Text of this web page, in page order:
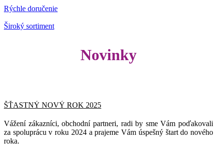
Rýchle doručenie
Široký sortiment
Novinky
ŠŤASTNÝ NOVÝ ROK 2025
Vážení zákazníci, obchodní partneri, radi by sme Vám poďakovali
za spoluprácu v roku 2024 a prajeme Vám úspešný štart do nového
roka.